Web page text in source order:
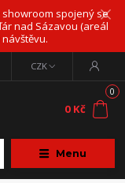
spojený se
nad Sázavou (areál
návštěvu.
Menu
CZK
0
0 Kč